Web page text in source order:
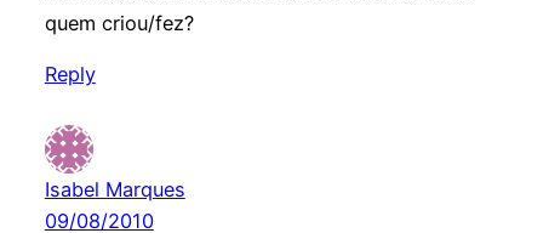
quem criou/fez?
Reply
Isabel Marques
09/08/2010